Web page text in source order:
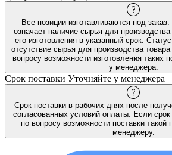
Все позиции изготавливаются под
означает наличие сырья для
его изготовления в указанный срок.
отсутствие сырья для производства
вопросу возможности изготовления таких
у менеджера.
Срок поставки Уточняйте у менеджера
Срок поставки в рабочих днях после
согласованных условий оплаты. Если срок
по вопросу возможности поставки такой
менеджеру.